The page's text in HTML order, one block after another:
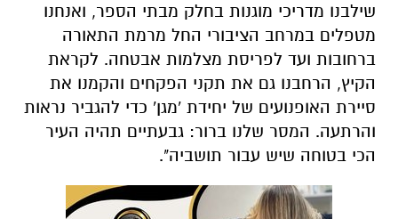
שילבנו מדריכי מוגנות בחלק מבתי הספר, ואנחנו
מטפלים במרחב הציבורי החל מרמת התאורה
ברחובות ועד לפריסת מצלמות אבטחה. לקראת
הקיץ, הרחבנו גם את תקני הפקחים והקמנו את
סיירת האופנועים של יחידת 'מגן' כדי להגביר נראות
והרתעה. המסר שלנו ברור: גבעתיים תהיה העיר
הכי בטוחה שיש עבור תושביה".